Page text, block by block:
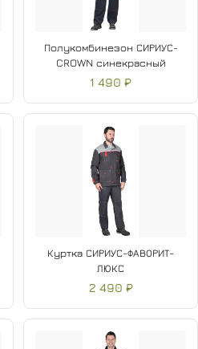
Полукомбинезон СИРИУС-
CROWN синекрасный
1 490 ₽
Куртка СИРИУС-ФАВОРИТ-
ЛЮКС
2 490 ₽